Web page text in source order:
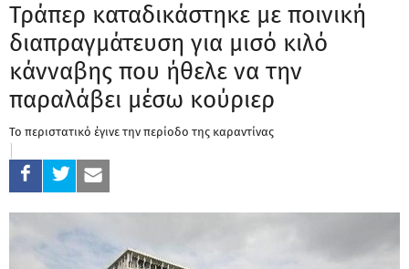
Τράπερ καταδικάστηκε με ποινική
διαπραγμάτευση για μισό κιλό
κάνναβης που ήθελε να την
παραλάβει μέσω κούριερ
Το περιστατικό έγινε την περίοδο της καραντίνας